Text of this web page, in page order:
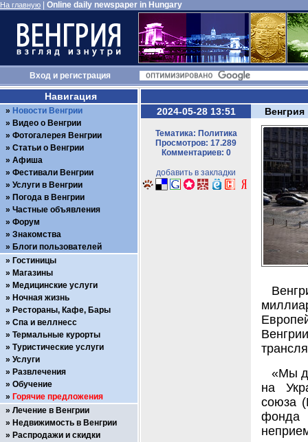
На главную Online daily newspaper in Hungary
Входи регистрация
2024-05-28 13:51
Тематика: Политика
Просмотров: 17.289
Комментариев: 0
добавить в закладки
«Мы
на
союза
фонда
Навигация
Новости Венгрии
Видео о Венгрии
Фотогалерея Венгрии
Статьи о Венгрии
Афиша
Фестивали Венгрии
Услуги в Венгрии
Погода в Венгрии
Частные объявления
Форум
Знакомства
Блоги пользователей
Гостиницы
Магазины
Медицинские услуги
Ночная жизнь
Рестораны, Кафе, Бары
Спа и веллнесс
Термальные курорты
Туристические услуги
Услуги
Развлечения
Обучение
Горячие предложения
Лечение в Венгрии
Недвижимость в Венгрии
Распродажи и скидки